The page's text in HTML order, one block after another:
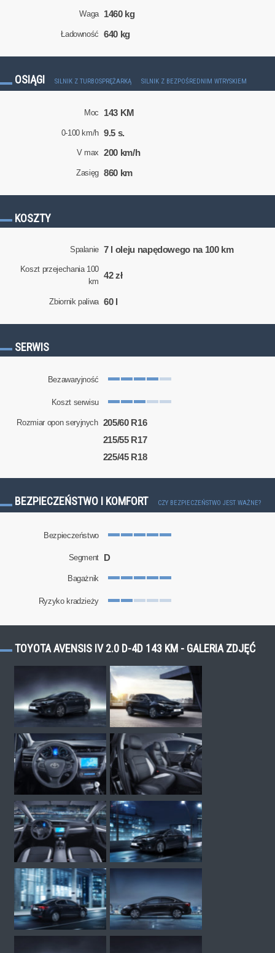
Waga 1460 kg
Ładowność 640 kg
OSIĄGI SILNIK Z TURBOSPRĘŻARKĄ SILNIK Z BEZPOŚREDNIM WTRYSKIEM
Moc 143 KM
0-100 km/h 9.5 s.
V max 200 km/h
Zasięg 860 km
KOSZTY
Spalanie 7 l oleju napędowego na 100 km
Koszt przejechania 100
km
42 zł
Zbiornik paliwa 60 l
SERWIS
Bezawaryjność
Koszt serwisu
Rozmiar opon seryjnych 205/60 R16
215/55 R17
225/45 R18
BEZPIECZEŃSTWO I KOMFORT CZY BEZPIECZEŃSTWO JEST WAŻNE?
Bezpieczeństwo
Segment D
Bagażnik
Ryzyko kradzieży
TOYOTA AVENSIS IV 2.0 D-4D 143 KM - GALERIA ZDJĘĆ